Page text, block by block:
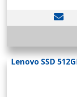
Lenovo SSD